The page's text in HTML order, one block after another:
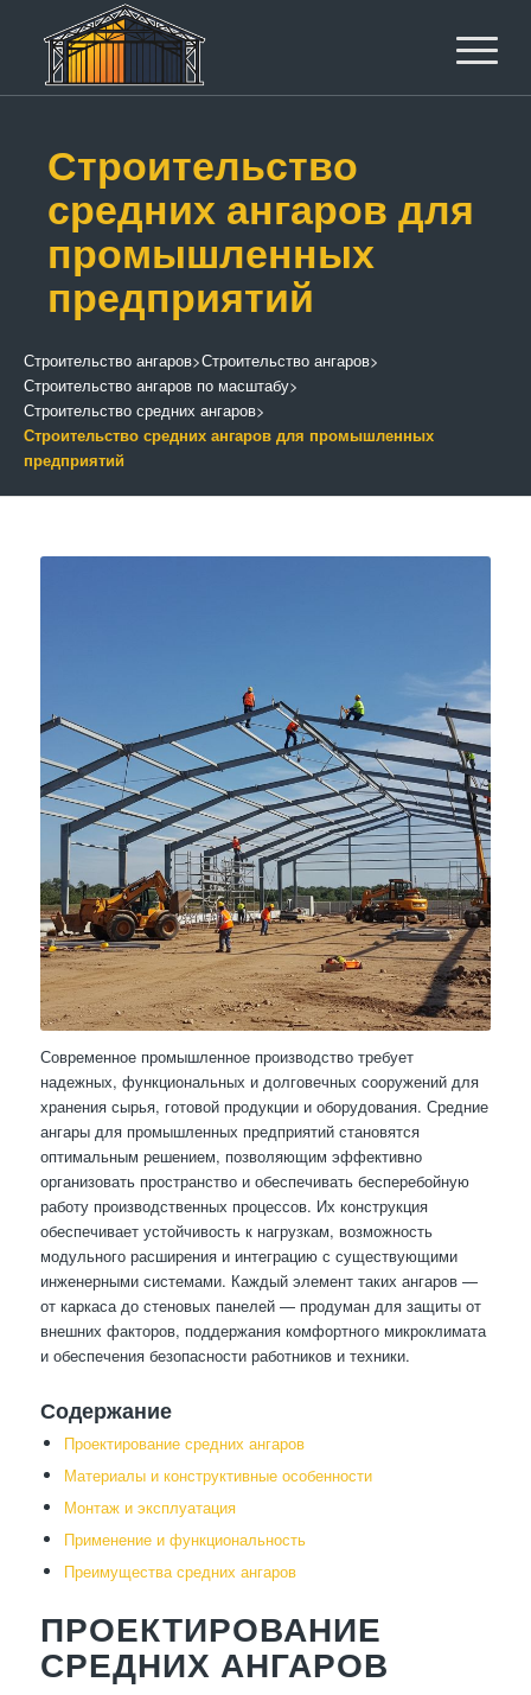
Строительство
средних ангаров для
промышленных
предприятий
Строительство ангаров>Строительство ангаров>
Строительство ангаров по масштабу>
Строительство средних ангаров>
Строительство средних ангаров для промышленных
предприятий
Современное промышленное производство требует
надежных, функциональных и долговечных сооружений для
хранения сырья, готовой продукции и оборудования. Средние
ангары для промышленных предприятий становятся
оптимальным решением, позволяющим эффективно
организовать пространство и обеспечивать бесперебойную
работу производственных процессов. Их конструкция
обеспечивает устойчивость к нагрузкам, возможность
модульного расширения и интеграцию с существующими
инженерными системами. Каждый элемент таких ангаров —
от каркаса до стеновых панелей — продуман для защиты от
внешних факторов, поддержания комфортного микроклимата
и обеспечения безопасности работников и техники.
Содержание
Проектирование средних ангаров
Материалы и конструктивные особенности
Монтаж и эксплуатация
Применение и функциональность
Преимущества средних ангаров
ПРОЕКТИРОВАНИЕ
СРЕДНИХ АНГАРОВ